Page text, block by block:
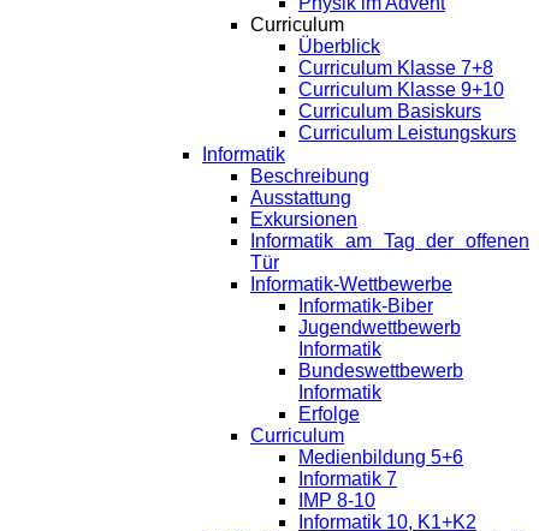
Curriculum
Überblick
Curriculum Klasse 7+8
Curriculum Klasse 9+10
Curriculum Basiskurs
Curriculum Leistungskurs
Informatik
Beschreibung
Ausstattung
Exkursionen
Informatik am Tag der offenen
Tür
Informatik-Wettbewerbe
Informatik-Biber
Jugendwettbewerb
Informatik
Bundeswettbewerb
Informatik
Erfolge
Curriculum
Medienbildung 5+6
Informatik 7
IMP 8-10
Informatik 10, K1+K2